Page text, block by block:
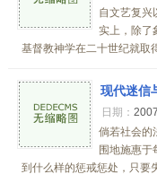
自文艺复兴
实上，除了
基督教神学在二十世纪就取
现代迷信
日期：
倘若社会的
围地施惠于
到什么样的惩戒惩处，只要